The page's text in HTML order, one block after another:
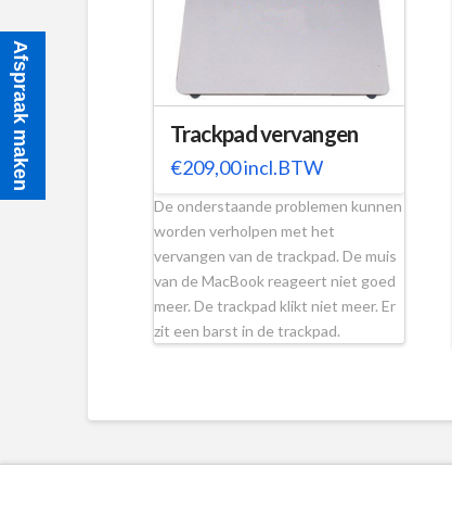
Trackpad vervangen
€209,00incl.BTW
De onderstaande problemen kunnen
worden verholpen met het
vervangen van de trackpad. De muis
van de MacBook reageert niet goed
meer. De trackpad klikt niet meer. Er
zit een barst in de trackpad.
Afspraak maken